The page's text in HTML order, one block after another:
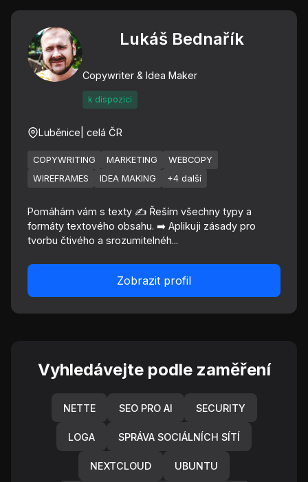
Lukáš Bednařík
Copywriter & Idea Maker
k dispozici
Luběnice | celá ČR
COPYWRITING MARKETING
WEBCOPY
WIREFRAMES
IDEA MAKING +4 další
Pomáhám vám s texty ✍️ Řeším všechny typy a
formáty textového obsahu. ➡️ Aplikuji zásady pro
tvorbu čtivého a srozumitelnéh...
Zobrazit profil
Vyhledávejte podle zaměření
NETTE SEO PRO AI SECURITY
LOGA SPRÁVA SOCIÁLNÍCH SÍTÍ
NEXTCLOUD UBUNTU